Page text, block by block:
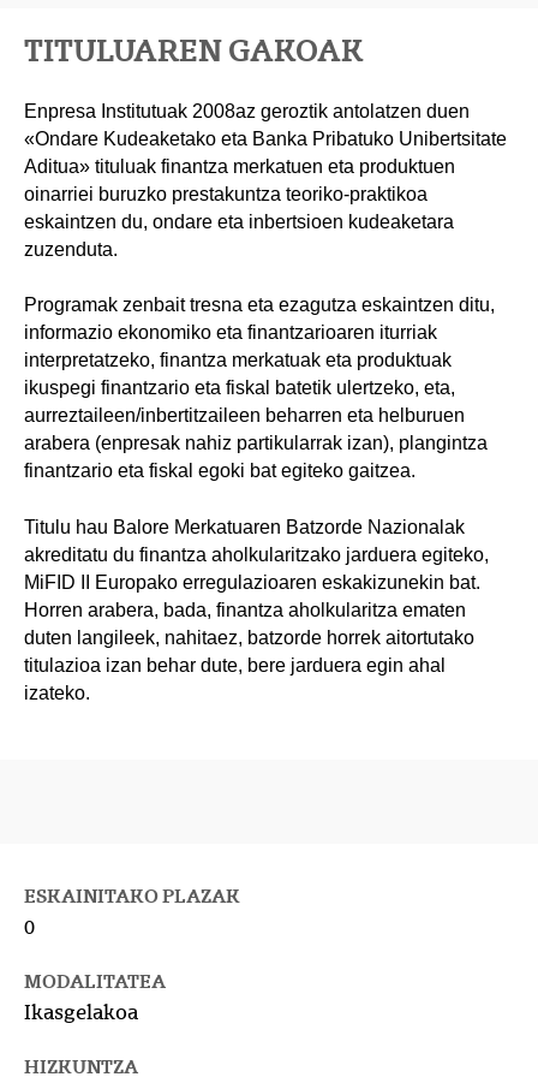
TITULUAREN GAKOAK
Enpresa Institutuak 2008az geroztik antolatzen duen
«Ondare Kudeaketako eta Banka Pribatuko Unibertsitate
Aditua» tituluak finantza merkatuen eta produktuen
oinarriei buruzko prestakuntza teoriko-praktikoa
eskaintzen du, ondare eta inbertsioen kudeaketara
zuzenduta.
Programak zenbait tresna eta ezagutza eskaintzen ditu,
informazio ekonomiko eta finantzarioaren iturriak
interpretatzeko, finantza merkatuak eta produktuak
ikuspegi finantzario eta fiskal batetik ulertzeko, eta,
aurreztaileen/inbertitzaileen beharren eta helburuen
arabera (enpresak nahiz partikularrak izan), plangintza
finantzario eta fiskal egoki bat egiteko gaitzea.
Titulu hau Balore Merkatuaren Batzorde Nazionalak
akreditatu du finantza aholkularitzako jarduera egiteko,
MiFID II Europako erregulazioaren eskakizunekin bat.
Horren arabera, bada, finantza aholkularitza ematen
duten langileek, nahitaez, batzorde horrek aitortutako
titulazioa izan behar dute, bere jarduera egin ahal
izateko.
ESKAINITAKO PLAZAK
0
MODALITATEA
Ikasgelakoa
HIZKUNTZA